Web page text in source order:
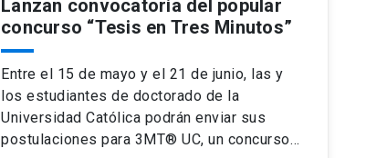
Lanzan convocatoria del popular
concurso “Tesis en Tres Minutos”
Entre el 15 de mayo y el 21 de junio, las y
los estudiantes de doctorado de la
Universidad Católica podrán enviar sus
postulaciones para 3MT® UC, un concurso…